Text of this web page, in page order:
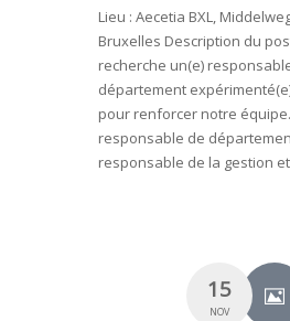
Lieu : Aecetia BXL,
Bruxelles Description du
recherche un(e)
département
pour renforcer notre
responsable de
responsable de la gestion
15
NOV